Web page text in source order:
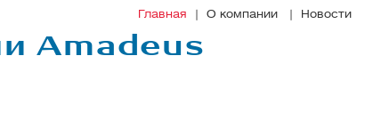
Главная О компании Новости
Amadeus